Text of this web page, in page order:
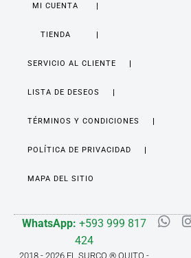
MI CUENTA
TIENDA
SERVICIO AL CLIENTE
LISTA DE DESEOS
TÉRMINOS Y CONDICIONES
POLÍTICA DE PRIVACIDAD
MAPA DEL SITIO
WhatsApp: +593 999 817
424
2018 - 2026 EL SURCO ® QUITO -